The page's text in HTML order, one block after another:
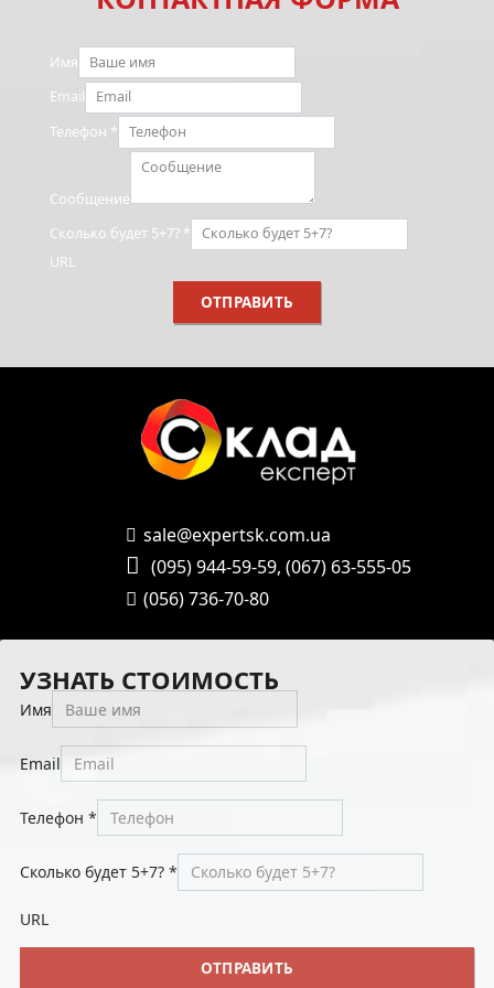
Имя
Email
Телефон *
Сообщение
Сколько будет 5+7? *
URL
ОТПРАВИТЬ
sale@expertsk.com.ua
(095) 944-59-59, (067) 63-555-05
(056) 736-70-80
УЗНАТЬ СТОИМОСТЬ
Имя
Email
Телефон *
Сколько будет 5+7? *
URL
ОТПРАВИТЬ